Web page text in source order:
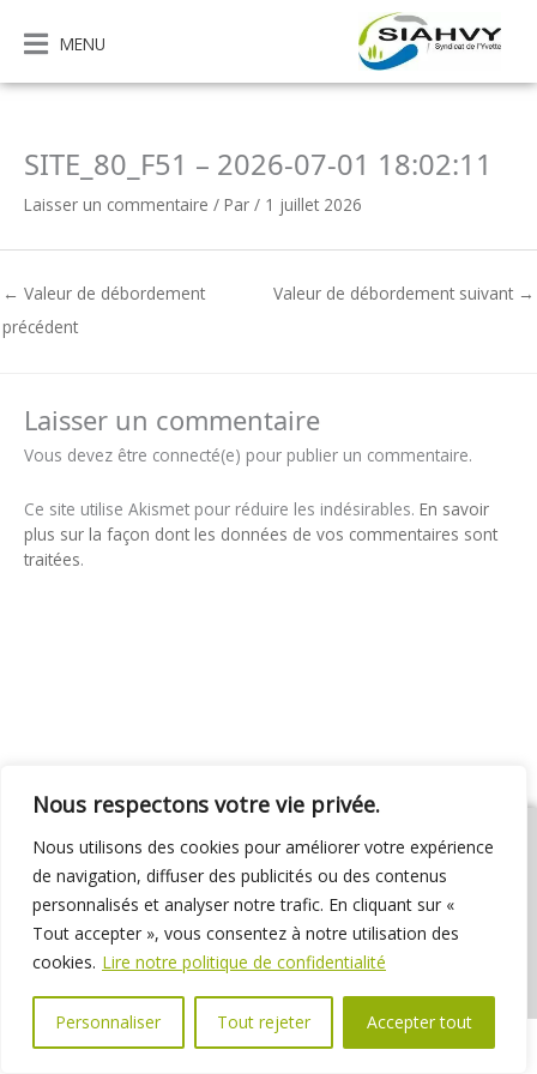
Nous respectons votre vie privée.
Nous utilisons des cookies pour améliorer votre expérience
de navigation, diffuser des publicités ou des contenus
personnalisés et analyser notre trafic. En cliquant sur «
Tout accepter », vous consentez à notre utilisation des
cookies. Lire notre politique de confidentialité
Personnaliser Tout rejeter Accepter tout
contenu
MENU
SITE_80_F51 – 2026-07-01 18:02:11
Laisser un commentaire / Par / 1 juillet 2026
← Valeur de débordement
précédent
Valeur de débordement suivant →
Laisser un commentaire
Vous devez être connecté(e) pour publier un commentaire.
Ce site utilise Akismet pour réduire les indésirables. En savoir
plus sur la façon dont les données de vos commentaires sont
traitées.
01 69 31 72 10 01 69 31 37 31
Nous contacter
Espace élus
Marchés publics Délibérations